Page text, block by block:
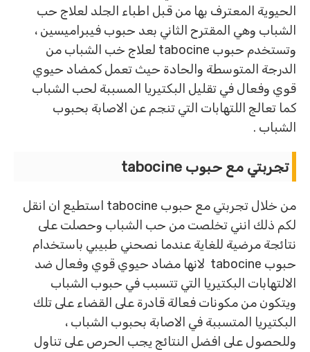
الحيوية المعترف بها من قبل اطباء الجلد لعلاج حب
الشباب وهي المقترح الثاني بعد حبوب فيبراميسين ،
وتستخدم حبوب tabocine لعلاج خب الشباب من
الدرجة المتوسطة والحادة حيث تعمل كمضاد حيوي
قوي وفعال في تقليل البكتيريا المسببة لحب الشباب
كما تعالج اللتهابات التي تنجم عن الاصابة بحبوب
الشباب .
تجربتي مع حبوب tabocine
من خلال تجربتي مع حبوب tabocine استطيع ان انقل
لكم ذلك انني تخلصت من حب الشباب وحصلت على
نتائجة مرضية للغاية عندما نصحني طبيبي باستخدام
حبوب tabocine لانها مضاد حيوي قوي وفعال ضد
الالتهابات البكتيريا التي تتسبب في حبوب الشباب
ويتكون من مكونات فعالة قادرة على القضاء على تلك
البكتيريا المتسببة في الاصابة بحبوب الشباب ،
وللحصول على افضل النتائج يجب الحرص على تناول